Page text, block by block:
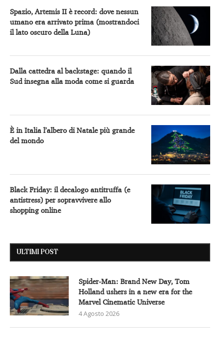
Spazio, Artemis II è record: dove nessun
umano era arrivato prima (mostrandoci
il lato oscuro della Luna)
Dalla cattedra al backstage: quando il
Sud insegna alla moda come si guarda
È in Italia l’albero di Natale più grande
del mondo
Black Friday: il decalogo antitruffa (e
antistress) per sopravvivere allo
shopping online
ULTIMI POST
Spider-Man: Brand New Day, Tom
Holland ushers in a new era for the
Marvel Cinematic Universe
4 Agosto 2026